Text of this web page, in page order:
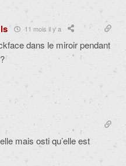
11 mois il y a
dans le miroir pendant
mais osti qu’elle est